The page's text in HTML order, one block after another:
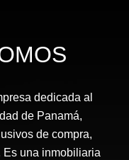
dedicada al
de Panamá,
de compra,
una inmobiliaria